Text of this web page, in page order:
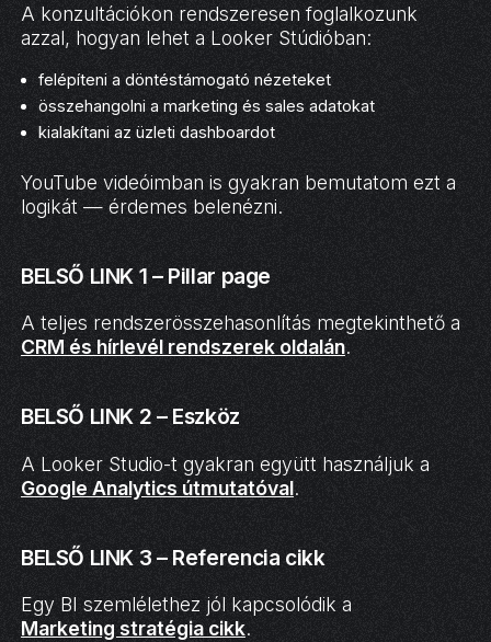
A konzultációkon rendszeresen foglalkozunk
azzal, hogyan lehet a Looker Stúdióban:
felépíteni a döntéstámogató nézeteket
összehangolni a marketing és sales adatokat
kialakítani az üzleti dashboardot
YouTube videóimban is gyakran bemutatom ezt a
logikát — érdemes belenézni.
BELSŐ LINK 1 – Pillar page
A teljes rendszerösszehasonlítás megtekinthető a
CRM és hírlevél rendszerek oldalán.
BELSŐ LINK 2 – Eszköz
A Looker Studio-t gyakran együtt használjuk a
Google Analytics útmutatóval.
BELSŐ LINK 3 – Referencia cikk
Egy BI szemlélethez jól kapcsolódik a
Marketing stratégia cikk.